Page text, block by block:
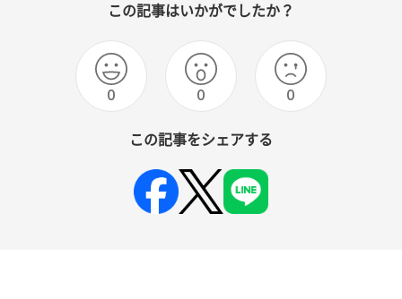
この記事はいかがでしたか？
0 0 0
この記事をシェアする